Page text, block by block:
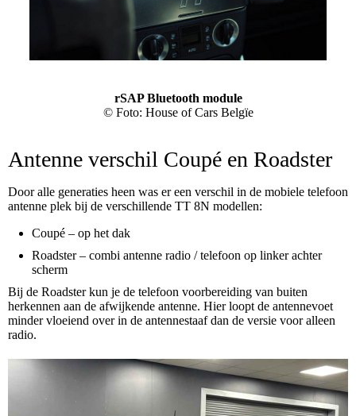
rSAP Bluetooth module
© Foto: House of Cars Belgïe
Antenne verschil Coupé en Roadster
Door alle generaties heen was er een verschil in de mobiele telefoon
antenne plek bij de verschillende TT 8N modellen:
Coupé – op het dak
Roadster – combi antenne radio / telefoon op linker achter
scherm
Bij de Roadster kun je de telefoon voorbereiding van buiten
herkennen aan de afwijkende antenne. Hier loopt de antennevoet
minder vloeiend over in de antennestaaf dan de versie voor alleen
radio.